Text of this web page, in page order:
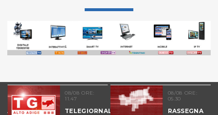
08/08 ORE:
11.47
TELEGIORNALE
08/08 ORE:
05.30
RASSEGNA